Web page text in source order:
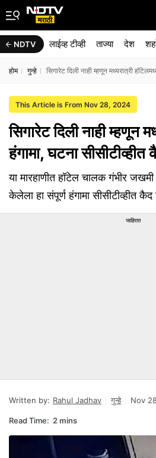
NDTV लाईव्ह टीव्ही ताज्या देश
होम गुन्हे सिगारेट दिली नाही म्हणून मध्यरात्री
This Article is From Nov 28, 2024
सिगारेट दिली नाही म्हणून
हंगामा, घटना सीसीटीव्हीत
या मारहाणीत हॉटेल चालक गंभीर
केलेला हा संपूर्ण हंगामा सीसीटीव्हीत
जाहिरात
Written by: Rahul Jadhav गुन्हे Nov
Read Time: 2 mins